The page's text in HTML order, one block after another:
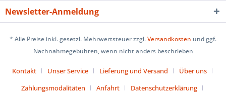
Newsletter-Anmeldung
* Alle Preise inkl. gesetzl. Mehrwertsteuer zzgl.Versandkosten und ggf.
Nachnahmegebühren, wenn nicht anders beschrieben
Kontakt Unser Service Lieferung und Versand
Über uns
Zahlungsmodalitäten
Anfahrt Datenschutzerklärung